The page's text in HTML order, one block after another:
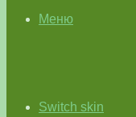
Меню
Switch skin